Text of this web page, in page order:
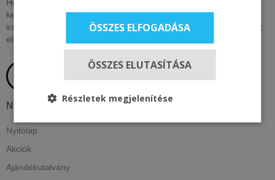
Hotel & More szállodái ezen az oldalon csak itt elérhető, exkluzív
kedvezményeket kínálnak. Nézzen vissza akár naponta, vagy
iratkozzon fel hírlevelünkre, lájkolja közösségi oldalainkat, hogy az
elsők között értesüljön kizárólagos és egyedi ajánlatainkról!
NAVIGÁCIÓ
Nyitólap
Akciók
Ajándékutalvány
ÖSSZES ELFOGADÁSA
ÖSSZES ELUTASÍTÁSA
Részletek megjelenítése